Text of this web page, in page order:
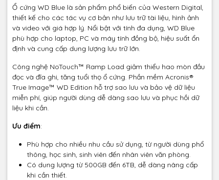
Ổ cứng WD Blue là sản phẩm phổ biến của Western Digital,
thiết kế cho các tác vụ cơ bản như lưu trữ tài liệu, hình ảnh
và video với giá hợp lý. Nổi bật với tính đa dụng, WD Blue
phù hợp cho laptop, PC và máy tính đồng bộ, hiệu suất ổn
định và cung cấp dung lượng lưu trữ lớn.
Công nghệ NoTouch™ Ramp Load giảm thiểu hao mòn đầu
đọc và đĩa ghi, tăng tuổi thọ ổ cứng. Phần mềm Acronis®
True Image™ WD Edition hỗ trợ sao lưu và bảo vệ dữ liệu
miễn phí, giúp người dùng dễ dàng sao lưu và phục hồi dữ
liệu khi cần.
Ưu điểm:
Phù hợp cho nhiều nhu cầu sử dụng, từ người dùng phổ
thông, học sinh, sinh viên đến nhân viên văn phòng.
Có dung lượng từ 500GB đến 6TB, dễ dàng nâng cấp
khi cần thiết.